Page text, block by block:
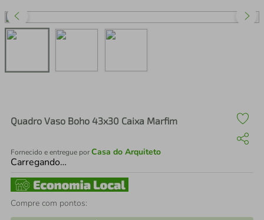
Quadro Vaso Boho 43x30 Caixa Marfim
Fornecido e entregue porCasa do Arquiteto
Carregando…
Compre com pontos:
perfume